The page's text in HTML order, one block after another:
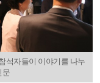
석자들이 이야기를 나누
문